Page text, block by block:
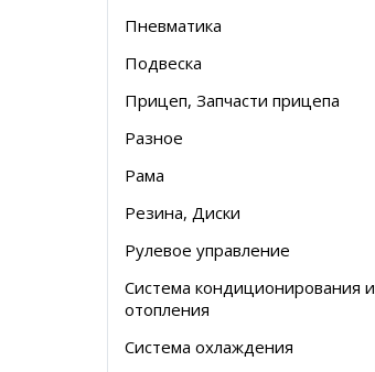
Пневматика
Подвеска
Прицеп, Запчасти прицепа
Разное
Рама
Резина, Диски
Рулевое управление
Система кондиционирования и
отопления
Система охлаждения